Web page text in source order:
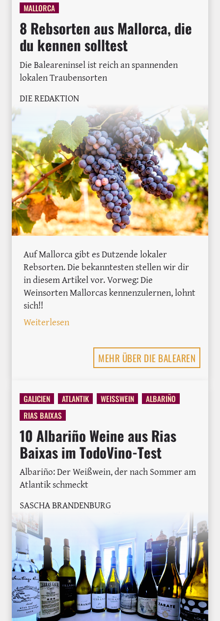
MALLORCA
8 Rebsorten aus Mallorca, die
du kennen solltest
Die Baleareninsel ist reich an spannenden
lokalen Traubensorten
DIE REDAKTION
Auf Mallorca gibt es Dutzende lokaler
Rebsorten. Die bekanntesten stellen wir dir
in diesem Artikel vor. Vorweg: Die
Weinsorten Mallorcas kennenzulernen, lohnt
sich!!
Weiterlesen
MEHR ÜBER DIE BALEAREN
GALICIEN ATLANTIK WEISSWEIN
ALBARIÑO
RIAS BAIXAS
10 Albariño Weine aus Rias
Baixas im TodoVino-Test
Albariño: Der Weißwein, der nach Sommer am
Atlantik schmeckt
SASCHA BRANDENBURG